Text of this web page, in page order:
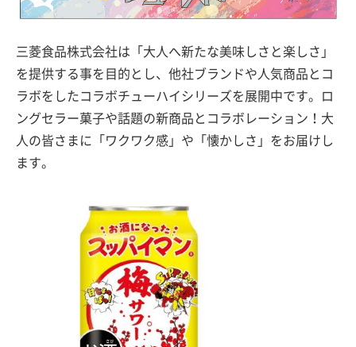
三菱食品株式会社は「大人へ新たな美味しさと楽しさ」
を提供する事を目的とし、他社ブランドや人気商品とコ
ラボをしたコラボチューハイシリーズを展開中です。ロ
ングセラー菓子や話題の新商品とコラボレーション！大
人の皆さまに「ワクワク感」や「懐かしさ」をお届けし
ます。